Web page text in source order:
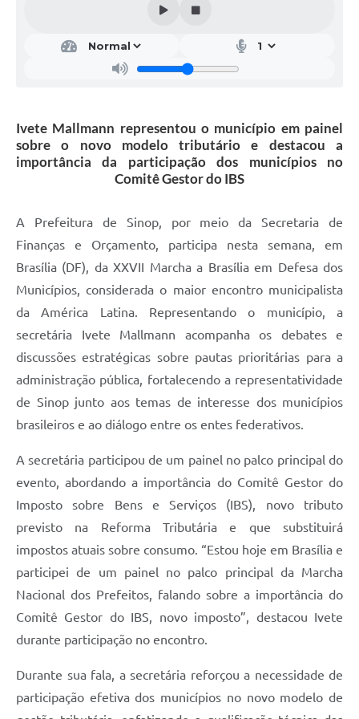
Ivete Mallmann representou o município em painel
sobre o novo modelo tributário e destacou a
importância da participação dos municípios no
Comitê Gestor do IBS
A Prefeitura de Sinop, por meio da Secretaria de
Finanças e Orçamento, participa nesta semana, em
Brasília (DF), da XXVII Marcha a Brasília em Defesa dos
Municípios, considerada o maior encontro municipalista
da América Latina. Representando o município, a
secretária Ivete Mallmann acompanha os debates e
discussões estratégicas sobre pautas prioritárias para a
administração pública, fortalecendo a representatividade
de Sinop junto aos temas de interesse dos municípios
brasileiros e ao diálogo entre os entes federativos.
A secretária participou de um painel no palco principal do
evento, abordando a importância do Comitê Gestor do
Imposto sobre Bens e Serviços (IBS), novo tributo
previsto na Reforma Tributária e que substituirá
impostos atuais sobre consumo. “Estou hoje em Brasília e
participei de um painel no palco principal da Marcha
Nacional dos Prefeitos, falando sobre a importância do
Comitê Gestor do IBS, novo imposto”, destacou Ivete
durante participação no encontro.
Durante sua fala, a secretária reforçou a necessidade de
participação efetiva dos municípios no novo modelo de